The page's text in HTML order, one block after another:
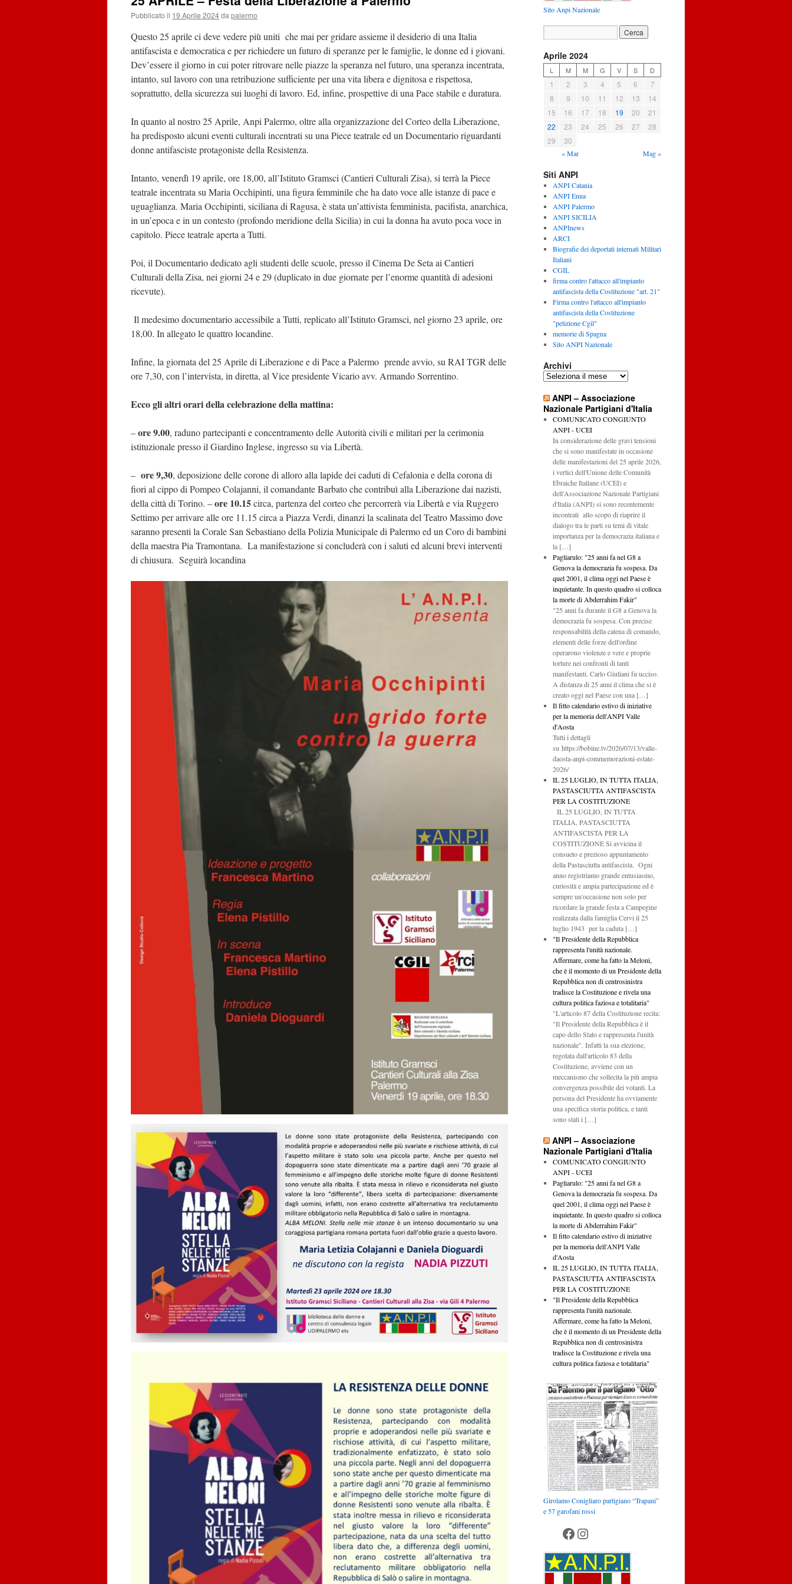
Pubblicato il 19 Aprile 2024da palermo
Questo 25 aprile ci deve vedere più uniti che mai per gridare assieme il desiderio di una Italia
antifascista e democratica e per richiedere un futuro di speranze per le famiglie, le donne ed i giovani.
Dev’essere il giorno in cui poter ritrovare nelle piazze la speranza nel futuro, una speranza incentrata,
intanto, sul lavoro con una retribuzione sufficiente per una vita libera e dignitosa e rispettosa,
soprattutto, della sicurezza sui luoghi di lavoro. Ed, infine, prospettive di una Pace stabile e duratura.
In quanto al nostro 25 Aprile, Anpi Palermo, oltre alla organizzazione del Corteo della Liberazione,
ha predisposto alcuni eventi culturali incentrati su una Piece teatrale ed un Documentario riguardanti
donne antifasciste protagoniste della Resistenza.
Intanto, venerdì 19 aprile, ore 18,00, all’Istituto Gramsci (Cantieri Culturali Zisa), si terrà la Piece
teatrale incentrata su Maria Occhipinti, una figura femminile che ha dato voce alle istanze di pace e
uguaglianza. Maria Occhipinti, siciliana di Ragusa, è stata un’attivista femminista, pacifista, anarchica,
in un’epoca e in un contesto (profondo meridione della Sicilia) in cui la donna ha avuto poca voce in
capitolo. Piece teatrale aperta a Tutti.
Poi, il Documentario dedicato agli studenti delle scuole, presso il Cinema De Seta ai Cantieri
Culturali della Zisa, nei giorni 24 e 29 (duplicato in due giornate per l’enorme quantità di adesioni
ricevute).
Il medesimo documentario accessibile a Tutti, replicato all’Istituto Gramsci, nel giorno 23 aprile, ore
18,00. In allegato le quattro locandine.
Infine, la giornata del 25 Aprile di Liberazione e di Pace a Palermo prende avvio, su RAI TGR delle
ore 7,30, con l’intervista, in diretta, al Vice presidente Vicario avv. Armando Sorrentino.
Ecco gli altri orari della celebrazione della mattina:
–ore 9.00, raduno partecipanti e concentramento delle Autorità civili e militari per la cerimonia
istituzionale presso il Giardino Inglese, ingresso su via Libertà.
– ore 9,30, deposizione delle corone di alloro alla lapide dei caduti di Cefalonia e della corona di
fiori al cippo di Pompeo Colajanni, il comandante Barbato che contribuì alla Liberazione dai nazisti,
della città di Torino. –ore 10.15circa, partenza del corteo che percorrerà via Libertà e via Ruggero
Settimo per arrivare alle ore 11.15 circa a Piazza Verdi, dinanzi la scalinata del Teatro Massimo dove
saranno presenti la Corale San Sebastiano della Polizia Municipale di Palermo ed un Coro di bambini
della maestra Pia Tramontana. La manifestazione si concluderà con i saluti ed alcuni brevi interventi
di chiusura. Seguirà locandina
Sito Anpi Nazionale
Aprile 2024
L M M G V S D
1 2 3 4 5 6
7
8
9 10 11 12 13
14
15
16 17 18 19 20
21
22
23 24 25 26 27
28
29
30
« Mar Mag »
Siti ANPI
ANPI Catania
ANPI Enna
ANPI Palermo
ANPI SICILIA
ANPInews
ARCI
Biografie dei deportati internati Militari
Italiani
CGIL
firma contro l'attacco all'impianto
antifascista della Costituzione "art. 21"
Firma contro l'attacco all'impianto
antifascista della Costituzione
"petizione Cgil"
memorie di Spagna
Sito ANPI Nazionale
Archivi
Archivi
ANPI – Associazione
Nazionale Partigiani d'Italia
COMUNICATO CONGIUNTO
ANPI - UCEI
In considerazione delle gravi tensioni
che si sono manifestate in occasione
delle manifestazioni del 25 aprile 2026,
i vertici dell'Unione delle Comunità
Ebraiche Italiane (UCEI) e
dell'Associazione Nazionale Partigiani
d'Italia (ANPI) si sono recentemente
incontrati allo scopo di riaprire il
dialogo tra le parti su temi di vitale
importanza per la democrazia italiana e
la […]
Pagliarulo: "25 anni fa nel G8 a
Genova la democrazia fu sospesa. Da
quel 2001, il clima oggi nel Paese è
inquietante. In questo quadro si colloca
la morte di Abderrahim Fakir"
"25 anni fa durante il G8 a Genova la
democrazia fu sospesa. Con precise
responsabilità della catena di comando,
elementi delle forze dell'ordine
operarono violenze e vere e proprie
torture nei confronti di tanti
manifestanti. Carlo Giuliani fu ucciso.
A distanza di 25 anni il clima che si è
creato oggi nel Paese con una […]
Il fitto calendario estivo di iniziative
per la memoria dell'ANPI Valle
d'Aosta
Tutti i dettagli
su https://bobine.tv/2026/07/13/valle-
daosta-anpi-commemorazioni-estate-
2026/
IL 25 LUGLIO, IN TUTTA ITALIA,
PASTASCIUTTA ANTIFASCISTA
PER LA COSTITUZIONE
IL 25 LUGLIO, IN TUTTA
ITALIA, PASTASCIUTTA
ANTIFASCISTA PER LA
COSTITUZIONE Si avvicina il
consueto e prezioso appuntamento
della Pastasciutta antifascista. Ogni
anno registriamo grande entusiasmo,
curiosità e ampia partecipazione ed è
sempre un'occasione non solo per
ricordare la grande festa a Campegine
realizzata dalla famiglia Cervi il 25
luglio 1943 per la caduta […]
"Il Presidente della Repubblica
rappresenta l'unità nazionale.
Affermare, come ha fatto la Meloni,
che è il momento di un Presidente della
Repubblica non di centrosinistra
tradisce la Costituzione e rivela una
cultura politica faziosa e totalitaria"
"L'articolo 87 della Costituzione recita:
"Il Presidente della Repubblica è il
capo dello Stato e rappresenta l'unità
nazionale". Infatti la sua elezione,
regolata dall'articolo 83 della
Costituzione, avviene con un
meccanismo che sollecita la più ampia
convergenza possibile dei votanti. La
persona del Presidente ha ovviamente
una specifica storia politica, e tanti
sono stati i […]
ANPI – Associazione
Nazionale Partigiani d'Italia
COMUNICATO CONGIUNTO
ANPI - UCEI
Pagliarulo: "25 anni fa nel G8 a
Genova la democrazia fu sospesa. Da
quel 2001, il clima oggi nel Paese è
inquietante. In questo quadro si colloca
la morte di Abderrahim Fakir"
Il fitto calendario estivo di iniziative
per la memoria dell'ANPI Valle
d'Aosta
IL 25 LUGLIO, IN TUTTA ITALIA,
PASTASCIUTTA ANTIFASCISTA
PER LA COSTITUZIONE
"Il Presidente della Repubblica
rappresenta l'unità nazionale.
Affermare, come ha fatto la Meloni,
che è il momento di un Presidente della
Repubblica non di centrosinistra
tradisce la Costituzione e rivela una
cultura politica faziosa e totalitaria"
Girolamo Conigliaro partigiano “Trapani”
e 57 garofani rossi
Anpi Palermo
Anpi Palermo